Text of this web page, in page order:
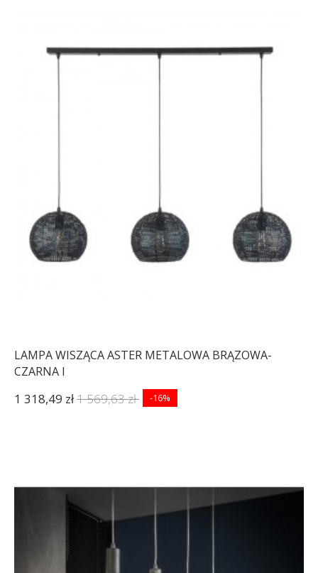
LAMPA WISZĄCA ASTER METALOWA BRĄZOWA-
CZARNA I
1 318,49 zł1 569,63 zł -16%